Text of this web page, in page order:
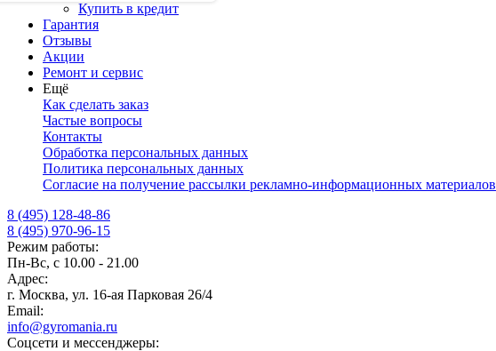
Купить в кредит
Гарантия
Отзывы
Акции
Ремонт и сервис
Ещё
Как сделать заказ
Частые вопросы
Контакты
Обработка персональных данных
Политика персональных данных
Согласие на получение рассылки рекламно-информационных материалов
8 (495) 128-48-86
8 (495) 970-96-15
Режим работы:
Пн-Вс, с 10.00 - 21.00
Адрес:
г. Москва, ул. 16-ая Парковая 26/4
Email:
info@gyromania.ru
Соцсети и мессенджеры: